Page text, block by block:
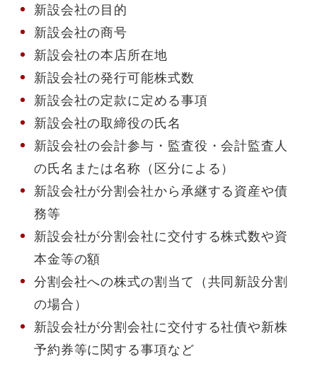
新設会社の目的
新設会社の商号
新設会社の本店所在地
新設会社の発行可能株式数
新設会社の定款に定める事項
新設会社の取締役の氏名
新設会社の会計参与・監査役・会計監査人
の氏名または名称（区分による）
新設会社が分割会社から承継する資産や債
務等
新設会社が分割会社に交付する株式数や資
本金等の額
分割会社への株式の割当て（共同新設分割
の場合）
新設会社が分割会社に交付する社債や新株
予約券等に関する事項など